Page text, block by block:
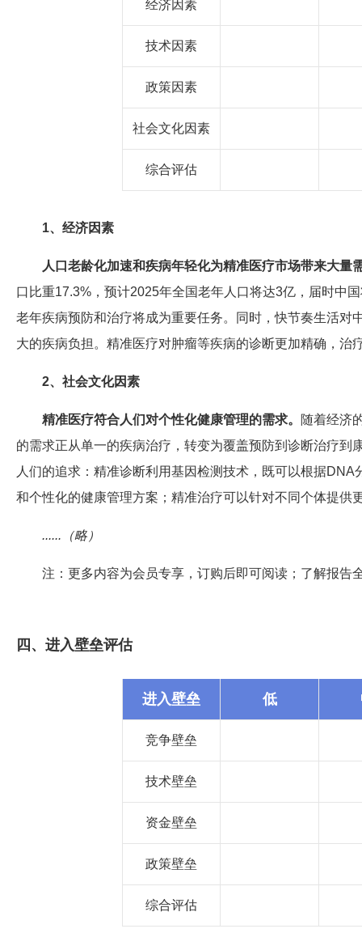
经济因素
技术因素
政策因素
社会文化因素
综合评估
1、经济因素
人口老龄化加速和疾病年轻化为精准医疗市场带来大量
口比重17.3%，预计2025年全国老年人口将达3亿，届时中
老年疾病预防和治疗将成为重要任务。同时，快节奏生活
大的疾病负担。精准医疗对肿瘤等疾病的诊断更加精确，
2、社会文化因素
精准医疗符合人们对个性化健康管理的需求。
随着经济
的需求正从单一的疾病治疗，转变为覆盖预防到诊断治疗
人们的追求：精准诊断利用基因检测技术，既可以根据
和个性化的健康管理方案；精准治疗可以针对不同个体提供
......（略）
注：更多内容为会员专享，订购后即可阅读；了解报告
四、进入壁垒评估
进入壁垒 低
竞争壁垒
技术壁垒
资金壁垒
政策壁垒
综合评估